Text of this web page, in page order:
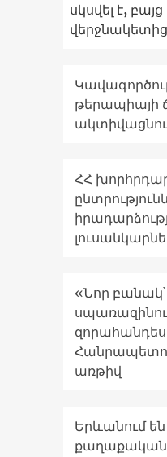
սկսվել է, բայց
վերջնակետից
թերապիայի
ՀՀ
«Նոր բանակ՝
առթիվ
Երևանում
քաղաքական